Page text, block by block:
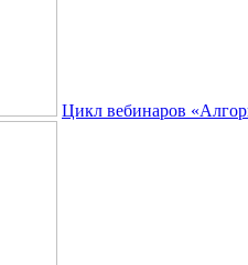
Цикл вебинаров